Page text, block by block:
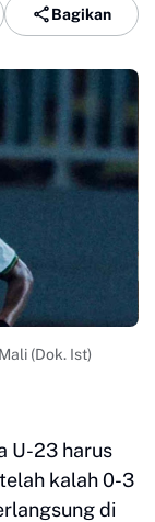
Bagikan
(Dok. Ist)
U-23 harus
kalah 0-3
di